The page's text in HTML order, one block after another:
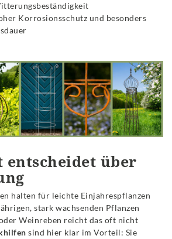
Korrosionsschutz und besonders
über
halten für leichte Einjahrespflanzen
stark wachsenden Pflanzen
Weinreben reicht das oft nicht
sind hier klar im Vorteil: Sie